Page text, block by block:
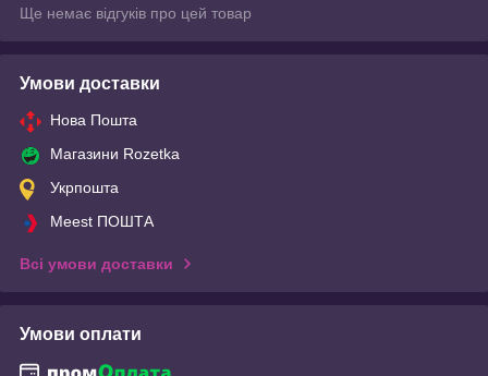
Ще немає відгуків про цей товар
Умови доставки
Нова Пошта
Магазини Rozetka
Укрпошта
Meest ПОШТА
Всі умови доставки
Умови оплати